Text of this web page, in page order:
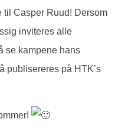
til Casper Ruud! Dersom
inviteres alle
se kampene hans
publisereres på HTK’s